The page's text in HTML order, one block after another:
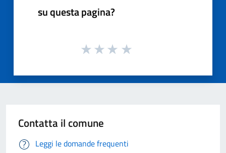
su questa pagina?
Contatta il comune
Leggi le domande frequenti